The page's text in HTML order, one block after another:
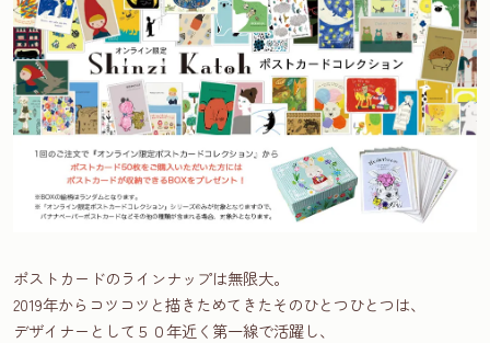
ポストカードのラインナップは無限大。
2019年からコツコツと描きためてきたそのひとつひとつは、
デザイナーとして５０年近く第一線で活躍し、